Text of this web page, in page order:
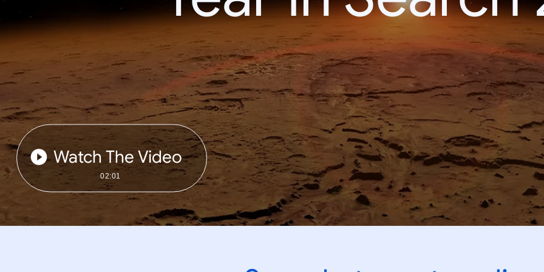
Watch The Video
02:01